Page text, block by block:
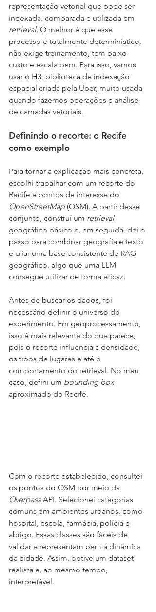
representação vetorial que pode ser
indexada, comparada e utilizada em
retrieval. O melhor é que esse
processo é totalmente determinístico,
não exige treinamento, tem baixo
custo e escala bem. Para isso, vamos
usar o H3, biblioteca de indexação
espacial criada pela Uber, muito usada
quando fazemos operações e análise
de camadas vetoriais.
Definindo o recorte: o Recife
como exemplo
Para tornar a explicação mais concreta,
escolhi trabalhar com um recorte do
Recife e pontos de interesse do
OpenStreetMap (OSM). A partir desse
conjunto, construí um retrieval
geográfico básico e, em seguida, dei o
passo para combinar geografia e texto
e criar uma base consistente de RAG
geográfico, algo que uma LLM
consegue utilizar de forma eficaz.
Antes de buscar os dados, foi
necessário definir o universo do
experimento. Em geoprocessamento,
isso é mais relevante do que parece,
pois o recorte influencia a densidade,
os tipos de lugares e até o
comportamento do retrieval. No meu
caso, defini um bounding box
aproximado do Recife.
Com o recorte estabelecido, consultei
os pontos do OSM por meio da
Overpass API. Selecionei categorias
comuns em ambientes urbanos, como
hospital, escola, farmácia, polícia e
abrigo. Essas classes são fáceis de
validar e representam bem a dinâmica
da cidade. Assim, obtive um dataset
realista e, ao mesmo tempo,
interpretável.